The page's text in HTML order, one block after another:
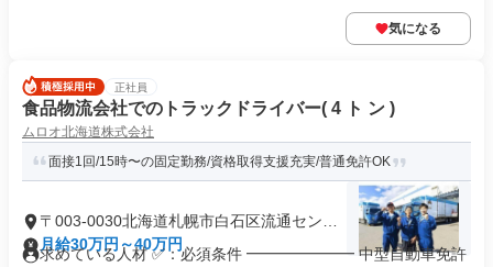
気になる
正社員
食品物流会社でのトラックドライバー( 4 ト ン )
ムロオ北海道株式会社
面接1回/15時〜の固定勤務/資格取得支援充実/普通免許OK
〒003-0030北海道札幌市白石区流通センタ
ー
月給30万円～40万円
求めている人材 ✅：必須条件 ━━━━━━━ 中型自動車免許